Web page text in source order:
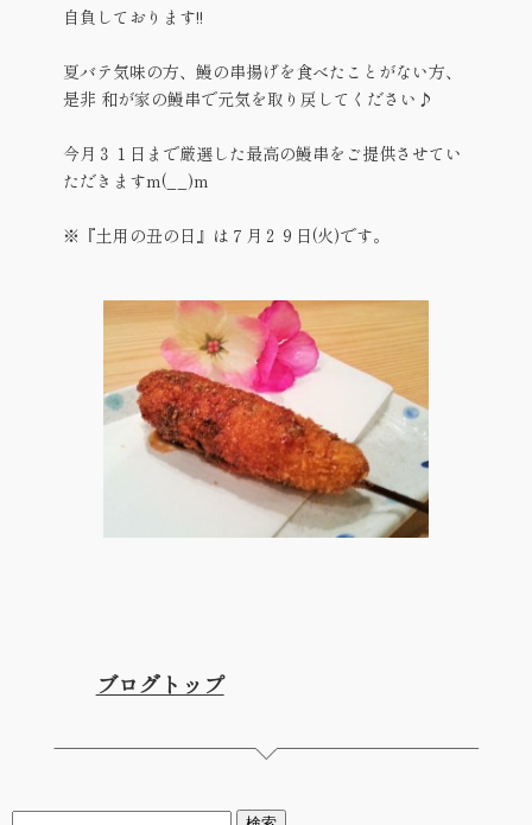
自負しております!!
夏バテ気味の方、鰻の串揚げを食べたことがない方、
是非 和が家の鰻串で元気を取り戻してください♪
今月３１日まで厳選した最高の鰻串をご提供させてい
ただきますm(__)m
※『土用の丑の日』は７月２９日(火)です。
ブログトップ